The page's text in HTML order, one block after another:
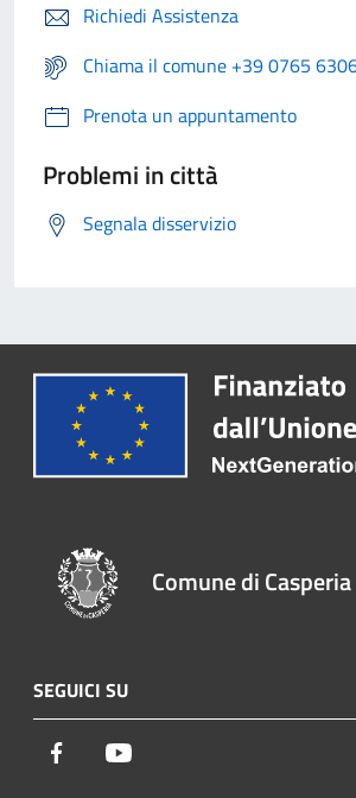
Richiedi Assistenza
Chiama il comune +39 0765
Prenota un appuntamento
Problemi in città
Segnala disservizio
Comune di Casperia
SEGUICI SU
Facebook